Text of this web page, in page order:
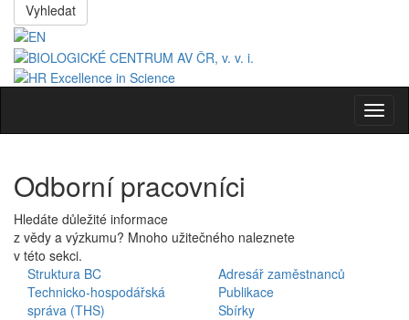
Vyhledat
Odborní pracovníci
Hledáte důležité informace
z vědy a výzkumu? Mnoho užitečného naleznete
v této sekci.
Struktura BC
Adresář zaměstnanců
Technicko-hospodářská
správa (THS)
Publikace
Sbírky